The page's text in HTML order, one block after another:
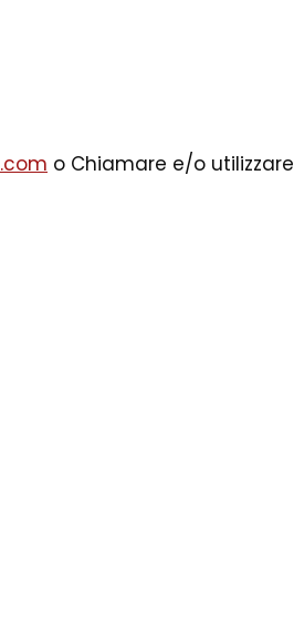
o Chiamare e/o utilizzare